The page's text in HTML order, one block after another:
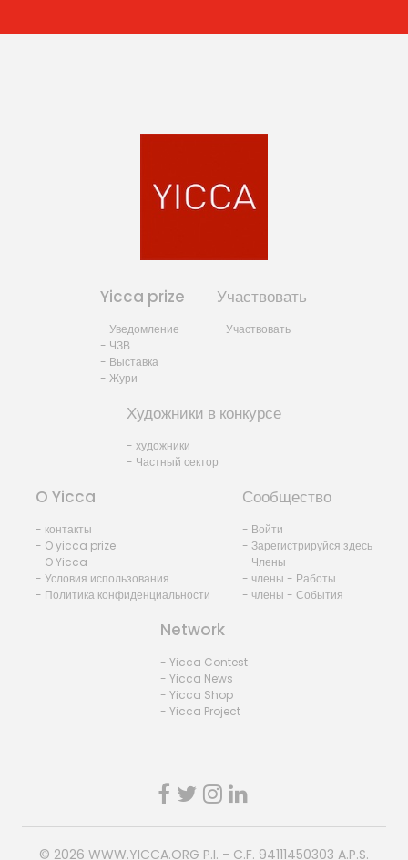
Yicca prize
- Уведомление
- ЧЗВ
- Выставка
- Жури
Участвовать
- Участвовать
Художники в конкурсе
- художники
- Частный сектор
O Yicca
- контакты
- O yicca prize
- O Yicca
- Условия использования
- Политика конфиденциальности
Сообщество
- Войти
- Зарегистрируйся здесь
- Члены
- члены - Работы
- члены - События
Network
- Yicca Contest
- Yicca News
- Yicca Shop
- Yicca Project
© 2026 WWW.YICCA.ORG P.I. - C.F. 94111450303 A.P.S.